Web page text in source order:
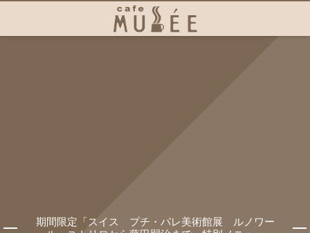
期間限定「スイス プチ・パレ美術館展 ルノワー